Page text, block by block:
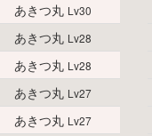
あきつ丸 Lv30
あきつ丸 Lv28
あきつ丸 Lv28
あきつ丸 Lv27
あきつ丸 Lv27